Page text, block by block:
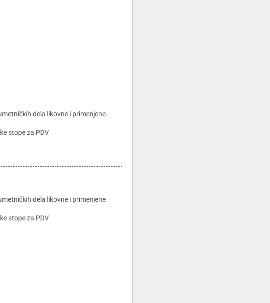
dela likovne i primenjene
stope za PDV
dela likovne i primenjene
stope za PDV